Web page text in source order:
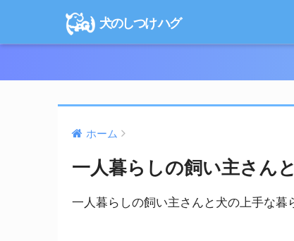
犬のしつけ ハグ
ホーム
一人暮らしの飼い主さん
一人暮らしの飼い主さんと犬の上手な暮